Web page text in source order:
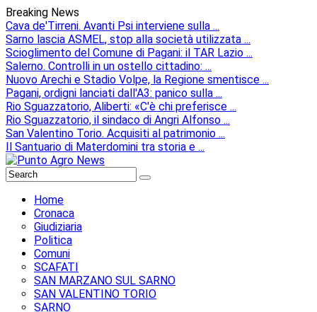
Breaking News
Cava de'Tirreni. Avanti Psi interviene sulla ...
Sarno lascia ASMEL, stop alla società utilizzata ...
Scioglimento del Comune di Pagani: il TAR Lazio ...
Salerno. Controlli in un ostello cittadino: ...
Nuovo Arechi e Stadio Volpe, la Regione smentisce ...
Pagani, ordigni lanciati dall'A3: panico sulla ...
Rio Sguazzatorio, Aliberti: «C'è chi preferisce ...
Rio Sguazzatorio, il sindaco di Angri Alfonso ...
San Valentino Torio. Acquisiti al patrimonio ...
Il Santuario di Materdomini tra storia e ...
Home
Cronaca
Giudiziaria
Politica
Comuni
SCAFATI
SAN MARZANO SUL SARNO
SAN VALENTINO TORIO
SARNO